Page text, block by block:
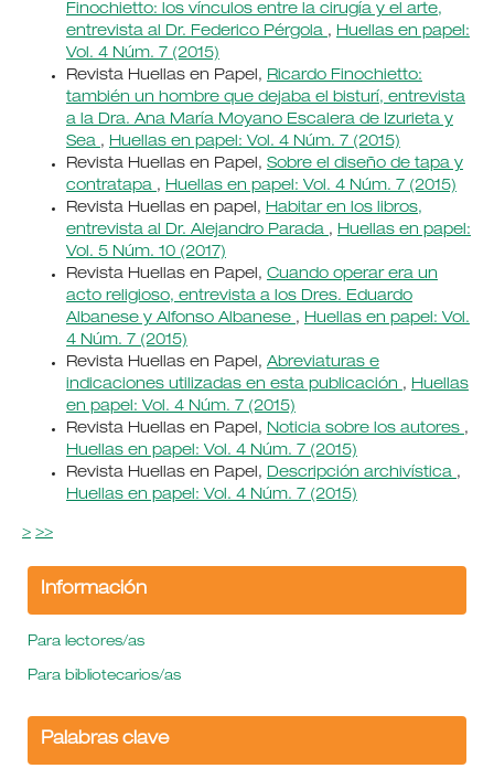
Finochietto: los vínculos entre la cirugía y el arte,
entrevista al Dr. Federico Pérgola , Huellas en papel:
Vol. 4 Núm. 7 (2015)
Revista Huellas en Papel, Ricardo Finochietto:
también un hombre que dejaba el bisturí, entrevista
a la Dra. Ana María Moyano Escalera de Izurieta y
Sea , Huellas en papel: Vol. 4 Núm. 7 (2015)
Revista Huellas en Papel, Sobre el diseño de tapa y
contratapa , Huellas en papel: Vol. 4 Núm. 7 (2015)
Revista Huellas en papel, Habitar en los libros,
entrevista al Dr. Alejandro Parada , Huellas en papel:
Vol. 5 Núm. 10 (2017)
Revista Huellas en Papel, Cuando operar era un
acto religioso, entrevista a los Dres. Eduardo
Albanese y Alfonso Albanese , Huellas en papel: Vol.
4 Núm. 7 (2015)
Revista Huellas en Papel, Abreviaturas e
indicaciones utilizadas en esta publicación , Huellas
en papel: Vol. 4 Núm. 7 (2015)
Revista Huellas en Papel, Noticia sobre los autores ,
Huellas en papel: Vol. 4 Núm. 7 (2015)
Revista Huellas en Papel, Descripción archivística ,
Huellas en papel: Vol. 4 Núm. 7 (2015)
> >>
Información
Para lectores/as
Para bibliotecarios/as
Palabras clave